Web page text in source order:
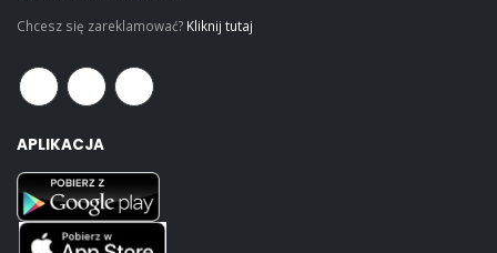
Chcesz się zareklamować? Kliknij tutaj
APLIKACJA